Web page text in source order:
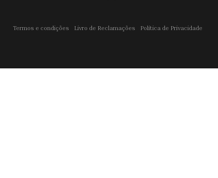
Termos e condições Livro de Reclamações Política de Privacidade